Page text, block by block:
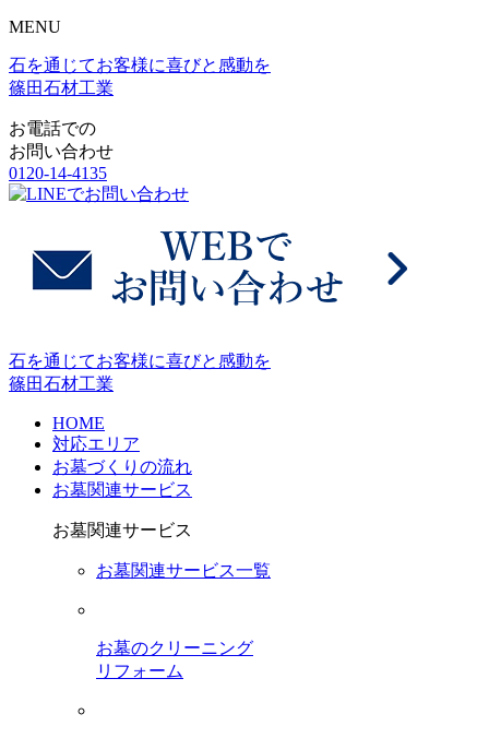
MENU
石を通じてお客様に喜びと感動を
篠田石材工業
お電話での
お問い合わせ
0120-14-4135
石を通じてお客様に喜びと感動を
篠田石材工業
HOME
対応エリア
お墓づくりの流れ
お墓関連サービス
お墓関連サービス
お墓関連サービス一覧
お墓のクリーニング
リフォーム